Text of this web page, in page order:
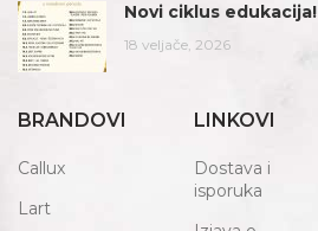
Novi ciklus edukacija!
18 veljače, 2026
BRANDOVI
Callux
Lart
LINKOVI
Dostava i
isporuka